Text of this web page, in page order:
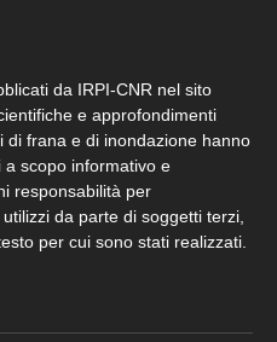
da IRPI-CNR nel sito
e approfondimenti
di frana e di inondazione hanno
scopo informativo e
responsabilità per
da parte di soggetti terzi,
per cui sono stati realizzati.